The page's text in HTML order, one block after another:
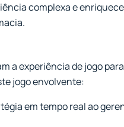
complexa e
a experiência de jogo
jogo envolvente:
em tempo real ao